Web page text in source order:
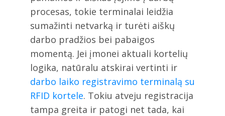
procesas, tokie terminalai leidžia
sumažinti netvarką ir turėti aiškų
darbo pradžios bei pabaigos
momentą. Jei įmonei aktuali kortelių
logika, natūralu atskirai vertinti ir
darbo laiko registravimo terminalą su
RFID kortele. Tokiu atveju registracija
tampa greita ir patogi net tada, kai